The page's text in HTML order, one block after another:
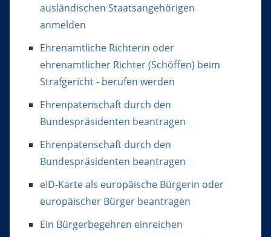
ausländischen Staatsangehörigen
anmelden
Ehrenamtliche Richterin oder
ehrenamtlicher Richter (Schöffen) beim
Strafgericht - berufen werden
Ehrenpatenschaft durch den
Bundespräsidenten beantragen
Ehrenpatenschaft durch den
Bundespräsidenten beantragen
eID-Karte als europäische Bürgerin oder
europäischer Bürger beantragen
Ein Bürgerbegehren einreichen